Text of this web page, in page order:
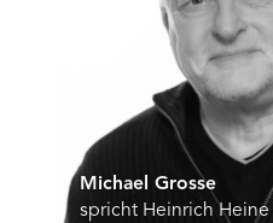
Michael Grosse
spricht Heinrich Heine